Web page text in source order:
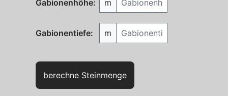
Gabionenhöhe: m
Gabionentiefe: Gabionentiefe
m
berechne Steinmenge